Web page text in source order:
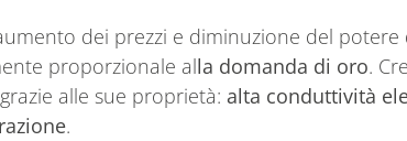
dei prezzi e diminuzione del potere
proporzionale alla domanda di oro.
alle sue proprietà:alta conduttività
.